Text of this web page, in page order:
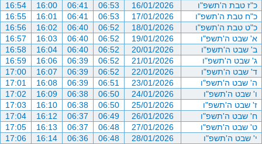
כ"ז טבת ה'תשפ"ו
16/01/2026
06:53
06:41
16:00
16:54
כ"ח טבת ה'תשפ"ו
17/01/2026
06:53
06:41
16:01
16:55
כ"ט טבת ה'תשפ"ו
18/01/2026
06:52
06:40
16:02
16:56
א' שבט ה'תשפ"ו
19/01/2026
06:52
06:40
16:03
16:57
ב' שבט ה'תשפ"ו
20/01/2026
06:52
06:40
16:04
16:58
ג' שבט ה'תשפ"ו
21/01/2026
06:52
06:39
16:06
16:59
ד' שבט ה'תשפ"ו
22/01/2026
06:52
06:39
16:07
17:00
ה' שבט ה'תשפ"ו
23/01/2026
06:51
06:39
16:08
17:01
ו' שבט ה'תשפ"ו
24/01/2026
06:50
06:38
16:09
17:02
ז' שבט ה'תשפ"ו
25/01/2026
06:50
06:38
16:10
17:03
ח' שבט ה'תשפ"ו
26/01/2026
06:49
06:37
16:12
17:04
ט' שבט ה'תשפ"ו
27/01/2026
06:48
06:37
16:13
17:05
י' שבט ה'תשפ"ו
28/01/2026
06:48
06:36
16:14
17:06